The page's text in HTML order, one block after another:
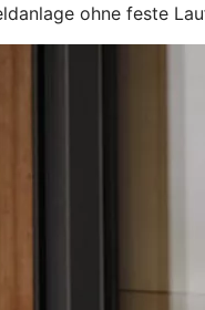
ohne feste